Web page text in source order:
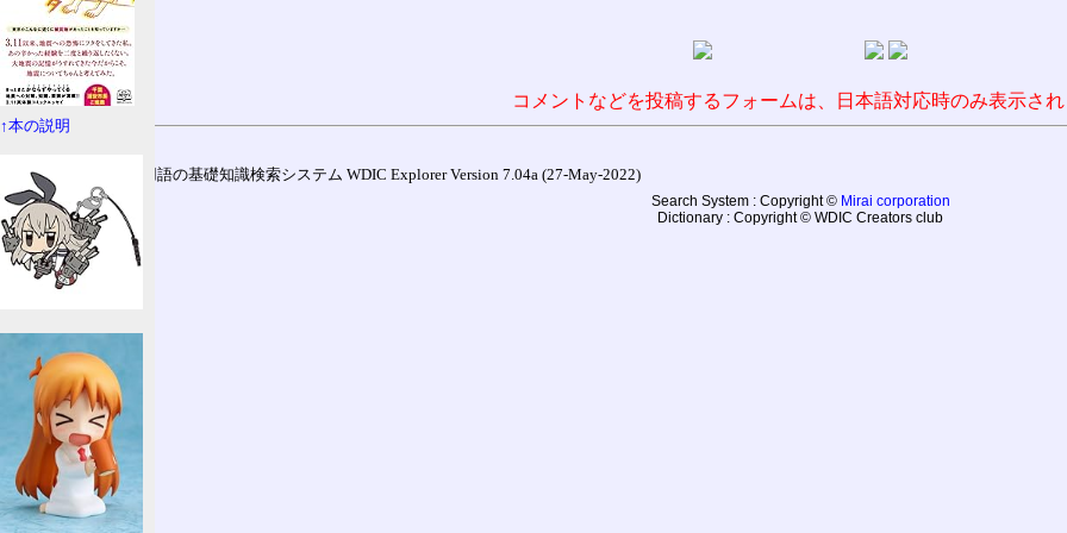
コメントなどを投稿するフォームは、日本語対応時のみ表示さ
通信用語の基礎知識検索システム WDIC Explorer Version 7.04a (27-May-2022)
Search System : Copyright © Mirai corporation
Dictionary : Copyright © WDIC Creators club
↑本の説明